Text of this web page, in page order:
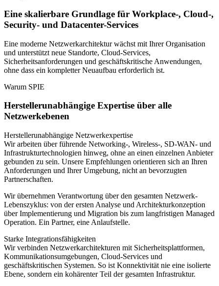
Eine skalierbare Grundlage für Workplace-, Cloud-,
Security- und Datacenter-Services
Eine moderne Netzwerkarchitektur wächst mit Ihrer Organisation
und unterstützt neue Standorte, Cloud-Services,
Sicherheitsanforderungen und geschäftskritische Anwendungen,
ohne dass ein kompletter Neuaufbau erforderlich ist.
Warum SPIE
Herstellerunabhängige Expertise über alle
Netzwerkebenen
Herstellerunabhängige Netzwerkexpertise
Wir arbeiten über führende Networking-, Wireless-, SD-WAN- und
Infrastrukturtechnologien hinweg, ohne an einen einzelnen Anbieter
gebunden zu sein. Unsere Empfehlungen orientieren sich an Ihren
Anforderungen und Ihrer Umgebung, nicht an bevorzugten
Partnerschaften.
Wir übernehmen Verantwortung über den gesamten Netzwerk-
Lebenszyklus: von der ersten Analyse und Architekturkonzeption
über Implementierung und Migration bis zum langfristigen Managed
Operation. Ein Partner, eine Anlaufstelle.
Starke Integrationsfähigkeiten
Wir verbinden Netzwerkarchitekturen mit Sicherheitsplattformen,
Kommunikationsumgebungen, Cloud-Services und
geschäftskritischen Systemen. So ist Konnektivität nie eine isolierte
Ebene, sondern ein kohärenter Teil der gesamten Infrastruktur.